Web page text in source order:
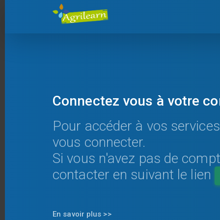
Connectez vous à votre
Pour accéder à vos
vous connecter.
Si vous n'avez pas de
contacter en suivant le lien
En savoir plus >>